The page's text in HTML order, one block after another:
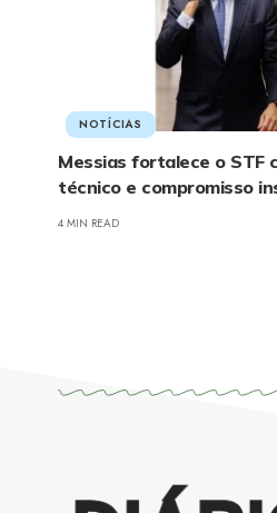
NOTÍCIAS
Messias fortalece o STF
técnico e compromisso
4 MIN READ